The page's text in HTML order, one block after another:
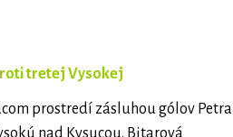
tretej Vysokej
prostredí zásluhou gólov Petra
nad Kysucou. Bitarová